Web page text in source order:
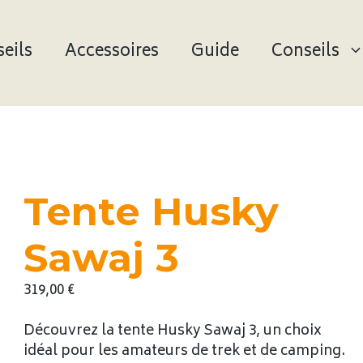
Accessoires Guide Conseils
Tente Husky
Sawaj 3
319,00€
Découvrez la tente Husky Sawaj 3, un choix
idéal pour les amateurs de trek et de camping.